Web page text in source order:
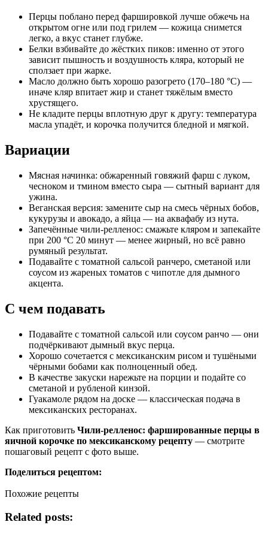
Перцы поблано перед фаршировкой лучше обжечь на
открытом огне или под грилем — кожица снимется
легко, а вкус станет глубже.
Белки взбивайте до жёстких пиков: именно от этого
зависит пышность и воздушность кляра, который не
сползает при жарке.
Масло должно быть хорошо разогрето (170–180 °C) —
иначе кляр впитает жир и станет тяжёлым вместо
хрустящего.
Не кладите перцы вплотную друг к другу: температура
масла упадёт, и корочка получится бледной и мягкой.
Вариации
Мясная начинка: обжаренный говяжий фарш с луком,
чесноком и тмином вместо сыра — сытный вариант для
ужина.
Веганская версия: замените сыр на смесь чёрных бобов,
кукурузы и авокадо, а яйца — на аквафабу из нута.
Запечённые чили-релленос: смажьте кляром и запекайте
при 200 °C 20 минут — менее жирный, но всё равно
румяный результат.
Подавайте с томатной сальсой ранчеро, сметаной или
соусом из жареных томатов с чипотле для дымного
акцента.
С чем подавать
Подавайте с томатной сальсой или соусом ранчо — они
подчёркивают дымный вкус перца.
Хорошо сочетается с мексиканским рисом и тушёными
чёрными бобами как полноценный обед.
В качестве закуски нарежьте на порции и подайте со
сметаной и рубленой кинзой.
Гуакамоле рядом на доске — классическая подача в
мексиканских ресторанах.
Как приготовить Чили-релленос: фаршированные перцы в
яичной корочке по мексиканскому рецепту — смотрите
пошаговый рецепт с фото выше.
Поделиться рецептом:
Похожие рецепты
Related posts: